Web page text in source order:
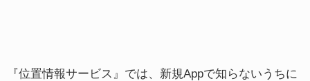
『位置情報サービス』では、新規Appで知らないうちに